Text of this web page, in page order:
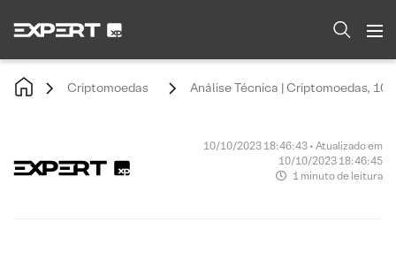
Criptomoedas Análise Técnica | Criptomoedas,
10/10/2023 18:46:43 • Atualizado em
10/10/2023 18:46:45
1 minuto de leitura